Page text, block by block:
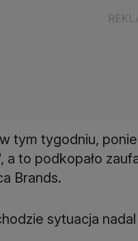
tym tygodniu,
a to podkopało
Brands.
sytuacja